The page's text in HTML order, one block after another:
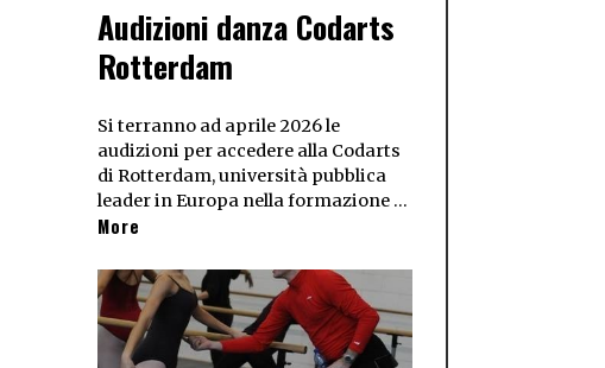
Audizioni danza Codarts
Rotterdam
Si terranno ad aprile 2026 le
audizioni per accedere alla Codarts
di Rotterdam, università pubblica
leader in Europa nella formazione …
More